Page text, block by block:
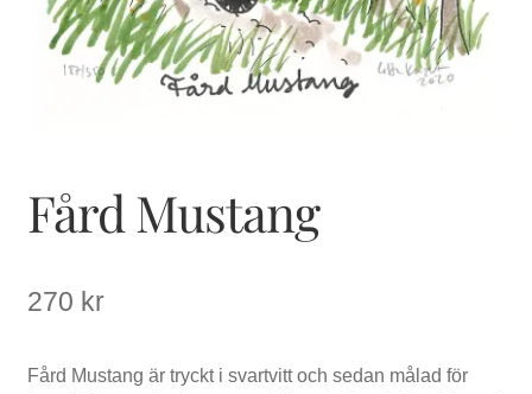
Fård Mustang
270 kr
Fård Mustang är tryckt i svartvitt och sedan målad för